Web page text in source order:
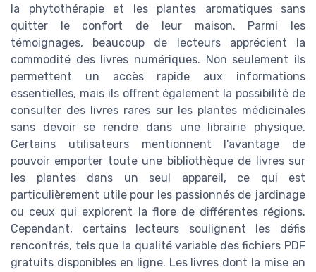
la phytothérapie et les plantes aromatiques sans
quitter le confort de leur maison. Parmi les
témoignages, beaucoup de lecteurs apprécient la
commodité des livres numériques. Non seulement ils
permettent un accès rapide aux informations
essentielles, mais ils offrent également la possibilité de
consulter des livres rares sur les plantes médicinales
sans devoir se rendre dans une librairie physique.
Certains utilisateurs mentionnent l'avantage de
pouvoir emporter toute une bibliothèque de livres sur
les plantes dans un seul appareil, ce qui est
particulièrement utile pour les passionnés de jardinage
ou ceux qui explorent la flore de différentes régions.
Cependant, certains lecteurs soulignent les défis
rencontrés, tels que la qualité variable des fichiers PDF
gratuits disponibles en ligne. Les livres dont la mise en